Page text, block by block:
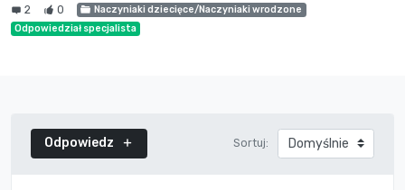
2 0
Naczyniaki dziecięce/Naczyniaki wrodzone
Odpowiedział specjalista
Odpowiedz Sortuj: